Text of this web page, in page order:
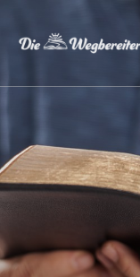
Inhalt